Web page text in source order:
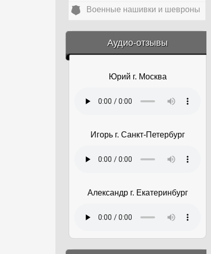
Военные нашивки и шевроны
Аудио-отзывы
&amp;nbsp;
Юрий г. Москва
Игорь г. Санкт-Петербург
Александр г. Екатеринбург